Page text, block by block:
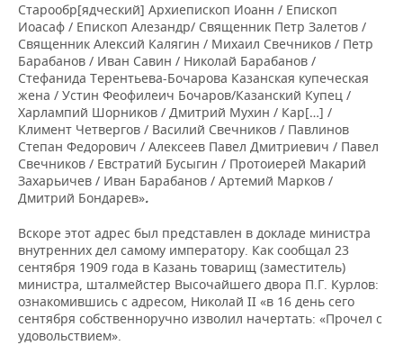
Старообр[ядческий] Архиепископ Иоанн / Епископ
Иоасаф / Епископ Алезандр/ Священник Петр Залетов /
Священник Алексий Калягин / Михаил Свечников / Петр
Барабанов / Иван Савин / Николай Барабанов /
Стефанида Терентьева-Бочарова Казанская купеческая
жена / Устин Феофилеич Бочаров/Казанский Купец /
Харлампий Шорников / Дмитрий Мухин / Кар[…] /
Климент Четвергов / Василий Свечников / Павлинов
Степан Федорович / Алексеев Павел Дмитриевич / Павел
Свечников / Евстратий Бусыгин / Протоиерей Макарий
Захарьичев / Иван Барабанов / Артемий Марков /
Дмитрий Бондарев».
Вскоре этот адрес был представлен в докладе министра
внутренних дел самому императору. Как сообщал 23
сентября 1909 года в Казань товарищ (заместитель)
министра, шталмейстер Высочайшего двора П.Г. Курлов:
ознакомившись с адресом, Николай II «в 16 день сего
сентября собственноручно изволил начертать: «Прочел с
удовольствием».